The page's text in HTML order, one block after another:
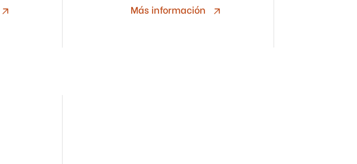
Más información